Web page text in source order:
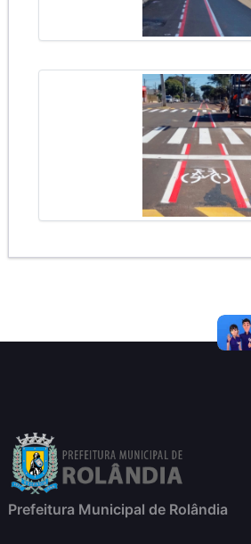
Prefeitura Municipal de Rolândia